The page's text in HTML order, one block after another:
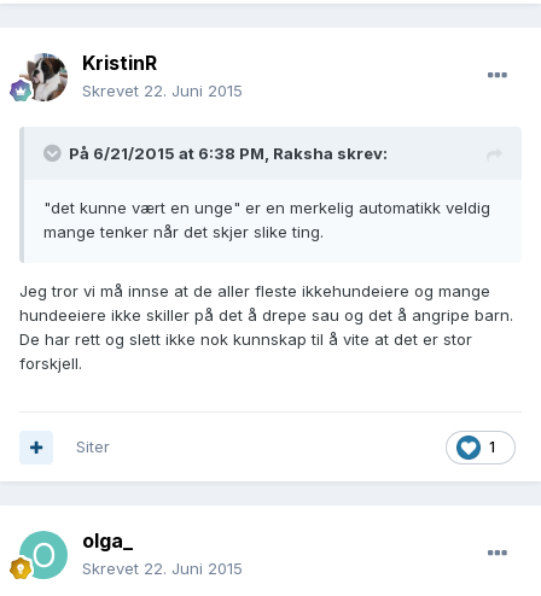
KristinR
Skrevet 22. Juni 2015
På 6/21/2015 at 6:38 PM, Raksha skrev:
"det kunne vært en unge" er en merkelig automatikk veldig
mange tenker når det skjer slike ting.
Jeg tror vi må innse at de aller fleste ikkehundeiere og mange
hundeeiere ikke skiller på det å drepe sau og det å angripe barn.
De har rett og slett ikke nok kunnskap til å vite at det er stor
forskjell.
1
Siter
olga_
Skrevet 22. Juni 2015